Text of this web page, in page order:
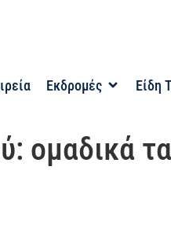
Εκδρομές Είδη
ομαδικά